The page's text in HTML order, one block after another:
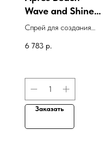
Wave and Shine
Spray
Спрей для создания
6 783 р.
Заказать